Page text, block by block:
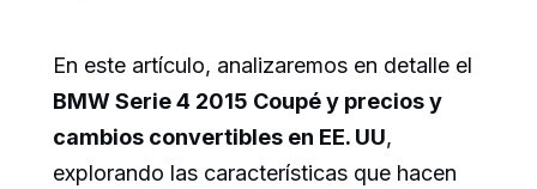
En este artículo, analizaremos en detalle el
BMW Serie 4 2015 Coupé y precios y
cambios convertibles en EE. UU,
explorando las características que hacen